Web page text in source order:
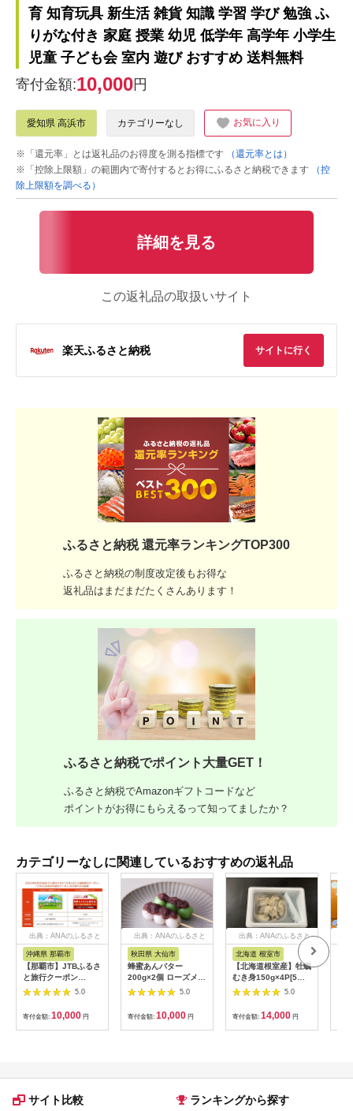
育 知育玩具 新生活 雑貨 知識 学習 学び 勉強 ふ
りがな付き 家庭 授業 幼児 低学年 高学年 小学生
児童 子ども会 室内 遊び おすすめ 送料無料
寄付金額:10,000円
愛知県 高浜市 カテゴリーなし お気に入り
※「還元率」とは返礼品のお得度を測る指標です
（還元率とは）
※「控除上限額」の範囲内で寄付するとお得にふるさと納税できます
（控
除上限額を調べる）
詳細を見る
この返礼品の取扱いサイト
楽天ふるさと納税 サイトに行く
ふるさと納税 還元率ランキングTOP300
ふるさと納税の制度改定後もお得な
返礼品はまだまだたくさんあります！
ふるさと納税でポイント大量GET！
ふるさと納税でAmazonギフトコードなど
ポイントがお得にもらえるって知ってましたか？
カテゴリーなしに関連しているおすすめの返礼品
出典：ANAのふるさと
沖縄県 那覇市
【那覇市】JTBふるさ
と旅行クーポン
（3,000円分）有効期
間3年（Eメール発
行）｜旅行 トラベル
予約 国内旅行 JTB 宿
泊 観光 体験 旅行券
人気 おすすめ 旅行ク
ン ネット予約 電話 有
5.0
寄付金額: 10,000 円
出典：ANAのふるさと
秋田県 大仙市
蜂蜜あんバター
200g×2個 ローズメイ
[あんバター はちみ
つ 発酵バター あん
こ 水あめ不使用 秋
田県 大仙市]
5.0
寄付金額: 10,000 円
出典：ANAのふるさと
納税
北海道 根室市
【北海道根室産】牡蠣
むき身150g×4P[5月
下旬以降発送] A-
5.0
寄付金額: 14,000 円
サイト比較 ランキングから探す